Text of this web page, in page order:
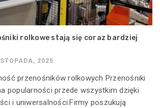
rolkowe stają się coraz bardziej
2025
przenośników rolkowych Przenośniki
popularności przede wszystkim dzięki
i uniwersalności.Firmy poszukują